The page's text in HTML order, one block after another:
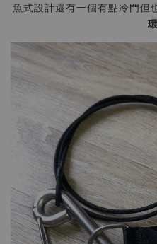
魚式設計還有一個有點冷門但